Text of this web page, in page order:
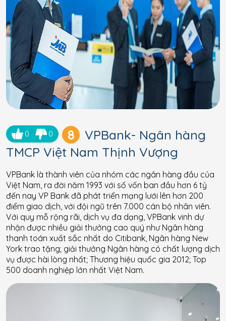
0 0 8
VPBank- Ngân hàng
TMCP Việt Nam Thịnh Vượng
VPBank là thành viên của nhóm các ngân hàng đầu của
Việt Nam, ra đời năm 1993 với số vốn ban đầu hơn 6 tỷ
đến nay VP Bank đã phát triển mạng lưới lên hơn 200
điểm giao dịch, với đội ngũ trên 7.000 cán bộ nhân viên.
Với quy mỗ rộng rãi, dịch vụ đa dạng, VPBank vinh dự
nhận được nhiều giải thưởng cao quý như Ngân hàng
thanh toán xuất sắc nhất do Citibank, Ngân hàng New
York trao tặng; giải thưởng Ngân hàng có chất lượng dịch
vụ được hài lòng nhất; Thương hiệu quốc gia 2012; Top
500 doanh nghiệp lớn nhất Việt Nam.